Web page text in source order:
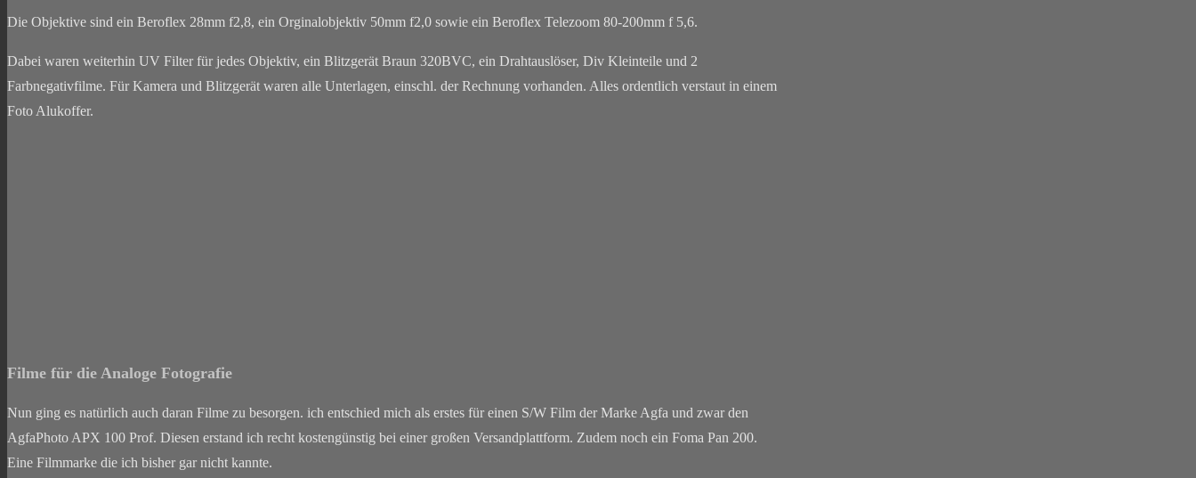
Die Objektive sind ein Beroflex 28mm f2,8, ein Orginalobjektiv 50mm f2,0 sowie ein Beroflex Telezoom 80-200mm f 5,6.
Dabei waren weiterhin UV Filter für jedes Objektiv, ein Blitzgerät Braun 320BVC, ein Drahtauslöser, Div Kleinteile und 2
Farbnegativfilme. Für Kamera und Blitzgerät waren alle Unterlagen, einschl. der Rechnung vorhanden. Alles ordentlich verstaut in einem
Foto Alukoffer.
Filme für die Analoge Fotografie
Nun ging es natürlich auch daran Filme zu besorgen. ich entschied mich als erstes für einen S/W Film der Marke Agfa und zwar den
AgfaPhoto APX 100 Prof. Diesen erstand ich recht kostengünstig bei einer großen Versandplattform. Zudem noch ein Foma Pan 200.
Eine Filmmarke die ich bisher gar nicht kannte.